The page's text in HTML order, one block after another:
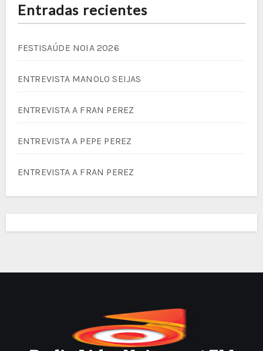
Entradas recientes
FESTISAÚDE NOIA 2026
ENTREVISTA MANOLO SEIJAS
ENTREVISTA A FRAN PEREZ
ENTREVISTA A PEPE PEREZ
ENTREVISTA A FRAN PEREZ